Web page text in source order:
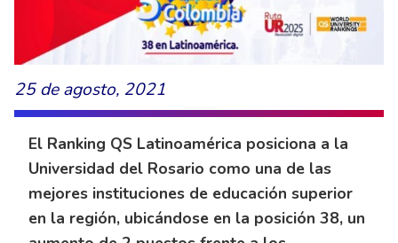
25 de agosto, 2021
El Ranking QS Latinoamérica posiciona a la
Universidad del Rosario como una de las
mejores instituciones de educación superior
en la región, ubicándose en la posición 38, un